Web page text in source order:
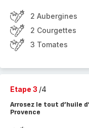
2 Aubergines
2 Courgettes
3 Tomates
Etape 3 /4
Arrosez le tout d’huile
Provence